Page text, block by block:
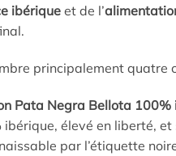
ibérique et de l’
principalement quatre
Pata Negra Bellota 100%
ibérique, élevé en liberté,
par l’étiquette